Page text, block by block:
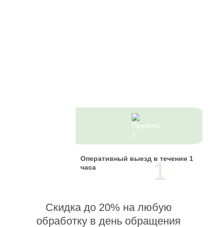
Оперативный выезд в течении 1
часа
1
Скидка до 20% на любую
обработку в день обращения